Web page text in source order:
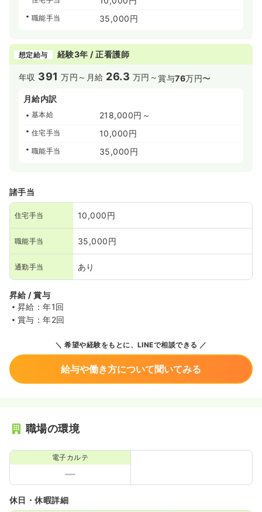
職能手当 35,000円
想定給与 経験3年 / 正看護師
年収 391 万円～ 月給 26.3 万円～賞与76万円〜
月給内訳
基本給 218,000円～
住宅手当 10,000円
職能手当 35,000円
諸手当
住宅手当 10,000円
職能手当 35,000円
通勤手当 あり
昇給 / 賞与
昇給：年1回
賞与：年2回
希望や経験をもとに、LINEで相談できる
給与や働き方について聞いてみる
職場の環境
電子カルテ
休日・休暇詳細